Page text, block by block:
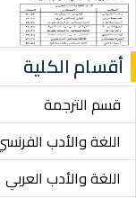
أقسام الكلية
قسم الترجمة
اللغة والأدب
اللغة والأدب العربي